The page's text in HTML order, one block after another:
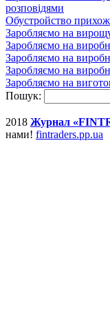
розповідями
Обустройство
Заробляємо на
Заробляємо на
Заробляємо на
Заробляємо на
Заробляємо на
Пошук:
2018 Журнал
нами! fintraders.pp.ua